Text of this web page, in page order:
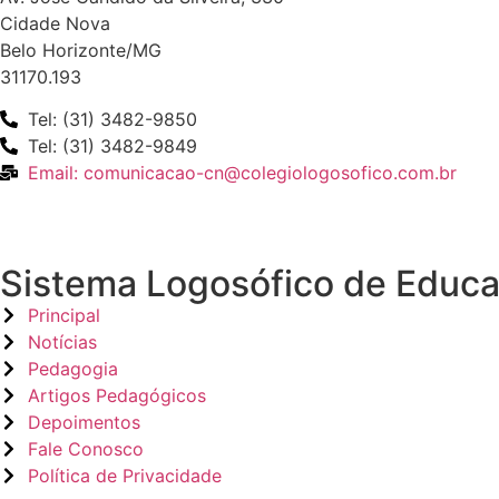
Cidade Nova
Belo Horizonte/MG
31170.193
Tel: (31) 3482-9850
Tel: (31) 3482-9849
Email: comunicacao-cn@colegiologosofico.com.br
Sistema Logosófico de
Principal
Notícias
Pedagogia
Artigos Pedagógicos
Depoimentos
Fale Conosco
Política de Privacidade